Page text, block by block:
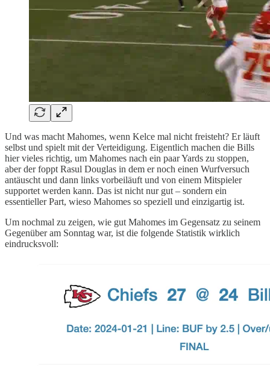
Und was macht Mahomes, wenn Kelce mal nicht freisteht? Er läuft
selbst und spielt mit der Verteidigung. Eigentlich machen die Bills
hier vieles richtig, um Mahomes nach ein paar Yards zu stoppen,
aber der foppt Rasul Douglas in dem er noch einen Wurfversuch
antäuscht und dann links vorbeiläuft und von einem Mitspieler
supportet werden kann. Das ist nicht nur gut – sondern ein
essentieller Part, wieso Mahomes so speziell und einzigartig ist.
Um nochmal zu zeigen, wie gut Mahomes im Gegensatz zu seinem
Gegenüber am Sonntag war, ist die folgende Statistik wirklich
eindrucksvoll: